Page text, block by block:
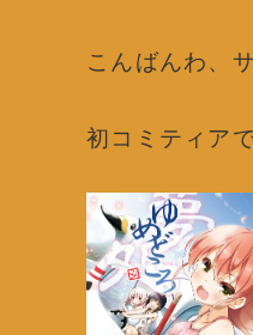
こんばんわ、
初コミティア